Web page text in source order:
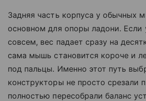
Задняя часть корпуса у обычных
основном для опоры ладони. Если
совсем, вес падает сразу на
сама мышь становится короче и
под пальцы. Именно этот путь
конструкторы не просто срезали
полностью пересобрали баланс